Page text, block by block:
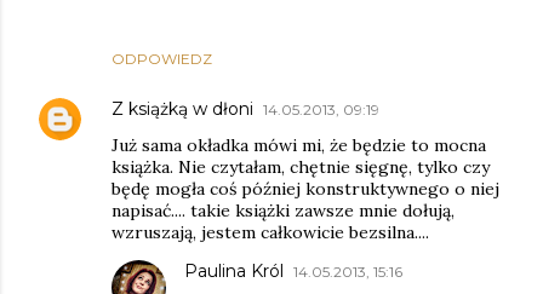
ODPOWIEDZ
Z książką w dłoni 14.05.2013, 09:19
Już sama okładka mówi mi, że będzie to mocna
książka. Nie czytałam, chętnie sięgnę, tylko czy
będę mogła coś później konstruktywnego o niej
napisać.... takie książki zawsze mnie dołują,
wzruszają, jestem całkowicie bezsilna....
Paulina Król 14.05.2013, 15:16